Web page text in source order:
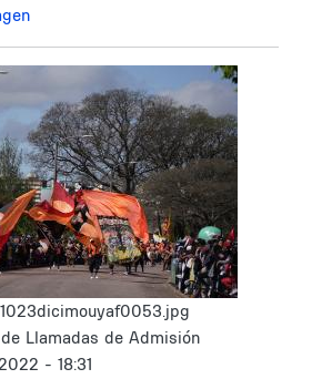
Llamadas de Admisión
- 18:31